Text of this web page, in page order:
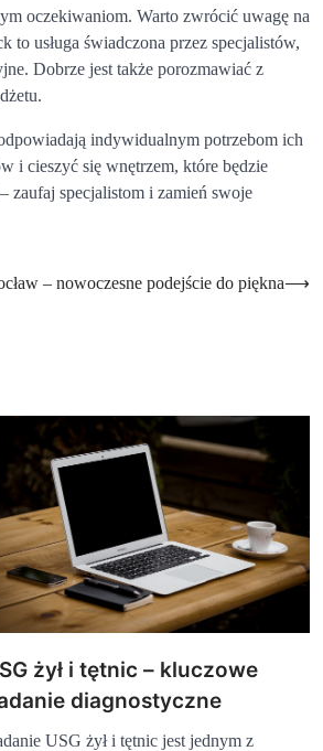
oczekiwaniom. Warto zwrócić uwagę na
usługa świadczona przez specjalistów,
Dobrze jest także porozmawiać z
indywidualnym potrzebom ich
i cieszyć się wnętrzem, które będzie
zaufaj specjalistom i zamień swoje
– nowoczesne podejście do piękna⟶
żył i tętnic – kluczowe
diagnostyczne
USG żył i tętnic jest jednym z